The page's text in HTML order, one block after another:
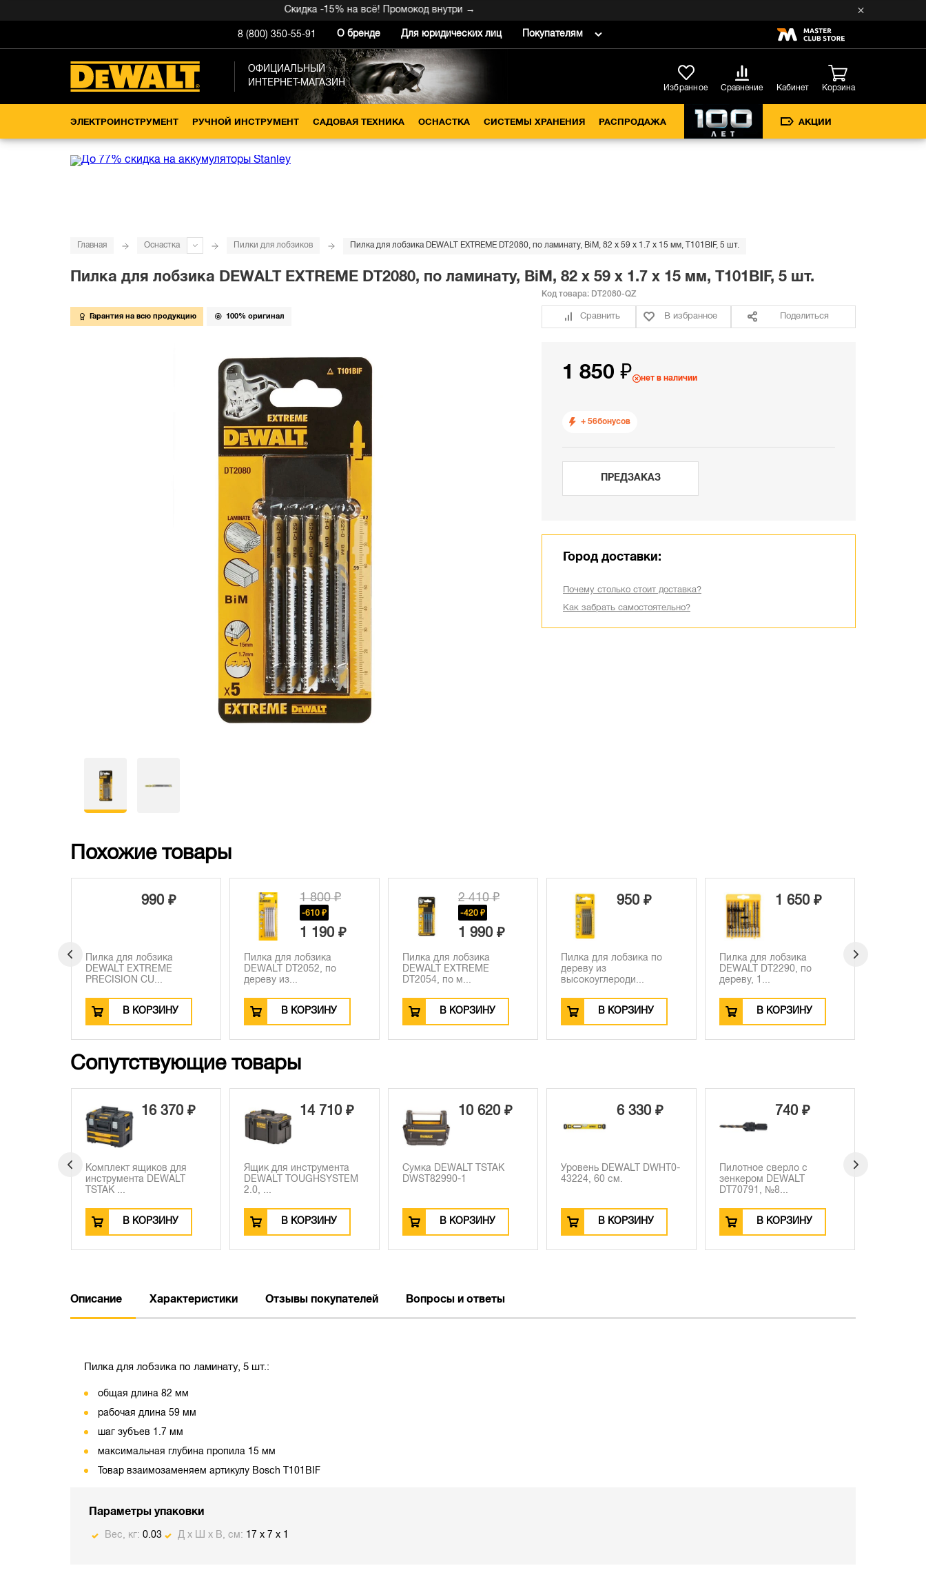
Скидка -15% на всё! Промокод внутри →
8 (800) 350-55-91 О бренде Для юридических лиц Покупателям
ОФИЦИАЛЬНЫЙ
ИНТЕРНЕТ-МАГАЗИН
Избранное Сравнение Кабинет Корзина
ЭЛЕКТРОИНСТРУМЕНТ РУЧНОЙ ИНСТРУМЕНТ САДОВАЯ ТЕХНИКА ОСНАСТКА СИСТЕМЫ ХРАНЕНИЯ РАСПРОДАЖА АКЦИИ
Главная Оснастка Пилки для лобзиков Пилка для лобзика DEWALT EXTREME DT2080, по ламинату, BiM, 82 x 59 x 1.7 x 15 мм, T101BIF, 5 шт.
Пилка для лобзика DEWALT EXTREME DT2080, по ламинату, BiM, 82 x 59 x 1.7 x 15 мм, T101BIF, 5 шт.
Гарантия на всю продукцию 100% оригинал
Код товара: DT2080-QZ
Сравнить В избранное Поделиться
1 850 ₽ нет в наличии
+ 56бонусов
ПРЕДЗАКАЗ
Город доставки:
Почему столько стоит доставка?
Как забрать самостоятельно?
Похожие товары
990 ₽
Пилка для лобзика
DEWALT EXTREME
PRECISION CU...
В КОРЗИНУ
1 800 ₽
-610 ₽
1 190 ₽
Пилка для лобзика
DEWALT DT2052, по
дереву из...
В КОРЗИНУ
2 410 ₽
-420 ₽
1 990 ₽
Пилка для лобзика
DEWALT EXTREME
DT2054, по м...
В КОРЗИНУ
950 ₽
Пилка для лобзика по
дереву из
высокоуглероди...
В КОРЗИНУ
1 650 ₽
Пилка для лобзика
DEWALT DT2290, по
дереву, 1...
В КОРЗИНУ
Сопутствующие товары
16 370 ₽
Комплект ящиков для
инструмента DEWALT
TSTAK ...
В КОРЗИНУ
14 710 ₽
Ящик для инструмента
DEWALT TOUGHSYSTEM
2.0, ...
В КОРЗИНУ
10 620 ₽
Сумка DEWALT TSTAK
DWST82990-1
В КОРЗИНУ
6 330 ₽
Уровень DEWALT DWHT0-
43224, 60 см.
В КОРЗИНУ
740 ₽
Пилотное сверло с
зенкером DEWALT
DT70791, №8...
В КОРЗИНУ
Описание Характеристики Отзывы покупателей Вопросы и ответы
Пилка для лобзика по ламинату, 5 шт.:
общая длина 82 мм
рабочая длина 59 мм
шаг зубъев 1.7 мм
максимальная глубина пропила 15 мм
Товар взаимозаменяем артикулу Bosch T101BIF
Параметры упаковки
Вес, кг: 0.03 Д х Ш х В, см: 17 x 7 x 1